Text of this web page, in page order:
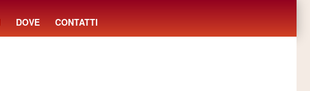
DOVE CONTATTI